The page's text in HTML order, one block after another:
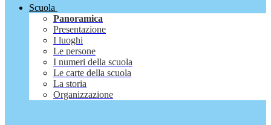
Scuola
Panoramica
Presentazione
I luoghi
Le persone
I numeri della scuola
Le carte della scuola
La storia
Organizzazione